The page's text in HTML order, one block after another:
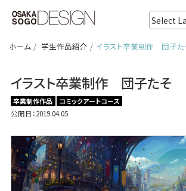
Select
ホーム 学生作品紹介 イラスト卒業制作 団子た
イラスト卒業制作 団子たそ
卒業制作作品 コミックアートコース
公開日：2019.04.05